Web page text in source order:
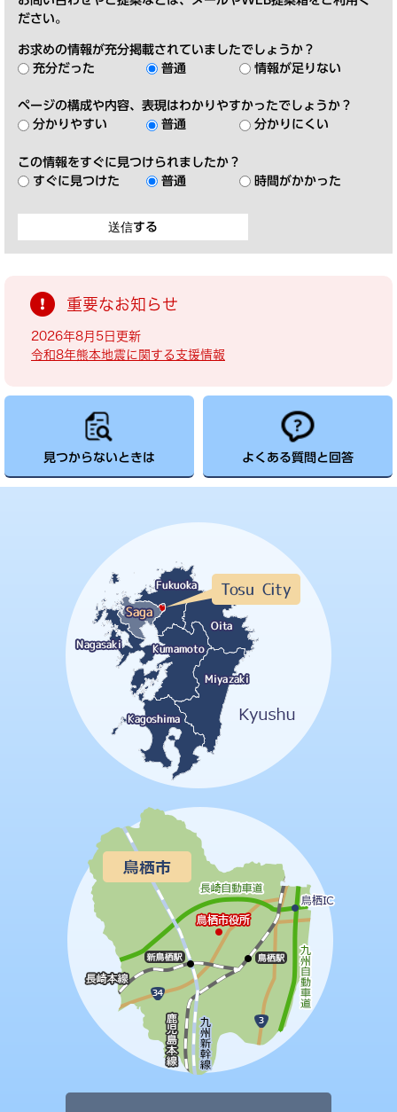
ださい。
お求めの情報が充分掲載されていましたでしょうか？
充分だった
普通 情報が足りない
ページの構成や内容、表現はわかりやすかったでしょうか？
分かりやすい
普通 分かりにくい
この情報をすぐに見つけられましたか？
すぐに見つけた
普通 時間がかかった
重要なお知らせ
2026年8月5日更新
令和8年熊本地震に関する支援情報
見つからないときは よくある質問と回答